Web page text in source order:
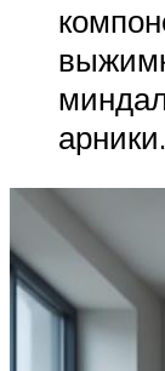
арники.